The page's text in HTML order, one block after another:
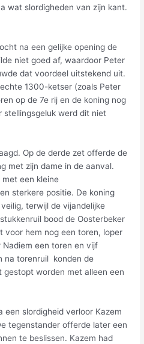
wat slordigheden van zijn kant.
na een gelijke opening de
niet goed af, waardoor Peter
dat voordeel uitstekend uit.
1300-ketser (zoals Peter
op de 7e rij en de koning nog
stellingsgeluk werd dit niet
Op de derde zet offerde de
met zijn dame in de aanval.
met een kleine
sterkere positie. De koning
terwijl de vijandelijke
bood de Oosterbeker
voor hem nog een toren, loper
een toren en vijf
na torenruil konden de
worden met alleen een
een slordigheid verloor Kazem
tegenstander offerde later een
te beslissen. Kazem had